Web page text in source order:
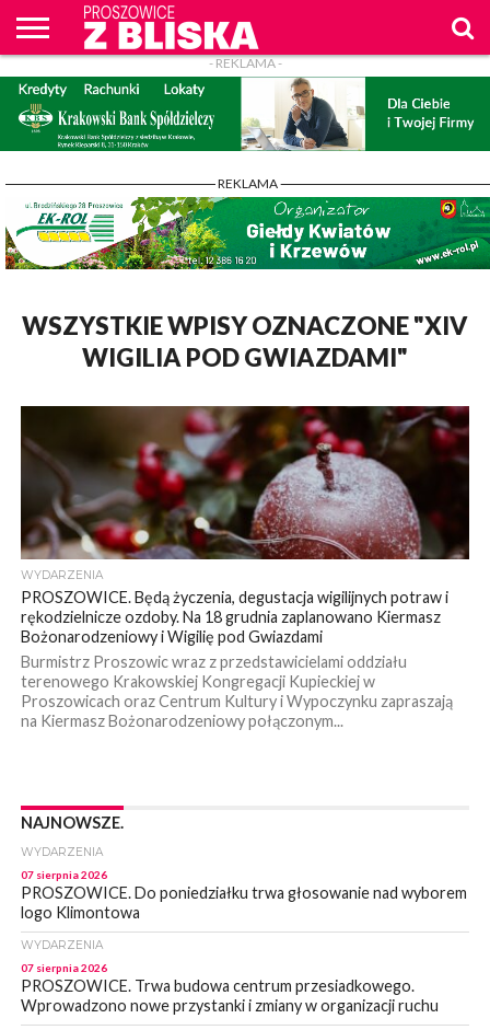
O
NAS
WIADOMOŚCI
ZAPYTAM
WPROST
CENNIK
REKLAM
PROSZOWICE
Z BLISKA
KONTAKT
- REKLAMA -
- REKLAMA -
WSZYSTKIE WPISY OZNACZONE "XIV
WIGILIA POD GWIAZDAMI"
WYDARZENIA
PROSZOWICE. Będą życzenia, degustacja wigilijnych potraw i
rękodzielnicze ozdoby. Na 18 grudnia zaplanowano Kiermasz
Bożonarodzeniowy i Wigilię pod Gwiazdami
Burmistrz Proszowic wraz z przedstawicielami oddziału
terenowego Krakowskiej Kongregacji Kupieckiej w
Proszowicach oraz Centrum Kultury i Wypoczynku zapraszają
na Kiermasz Bożonarodzeniowy połączonym...
NAJNOWSZE.
WYDARZENIA
07 sierpnia 2026
PROSZOWICE. Do poniedziałku trwa głosowanie nad wyborem
logo Klimontowa
WYDARZENIA
07 sierpnia 2026
PROSZOWICE. Trwa budowa centrum przesiadkowego.
Wprowadzono nowe przystanki i zmiany w organizacji ruchu